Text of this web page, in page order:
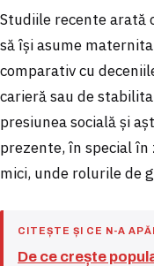
Studiile recente arată
să își asume
comparativ cu
carieră sau de
presiunea socială și
prezente, în special
mici, unde rolurile de
CITEȘTE ȘI CE N-A
De ce crește